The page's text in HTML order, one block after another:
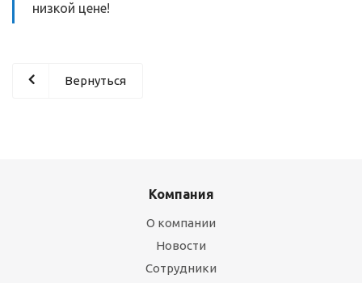
низкой цене!
Вернуться
Компания
О компании
Новости
Сотрудники